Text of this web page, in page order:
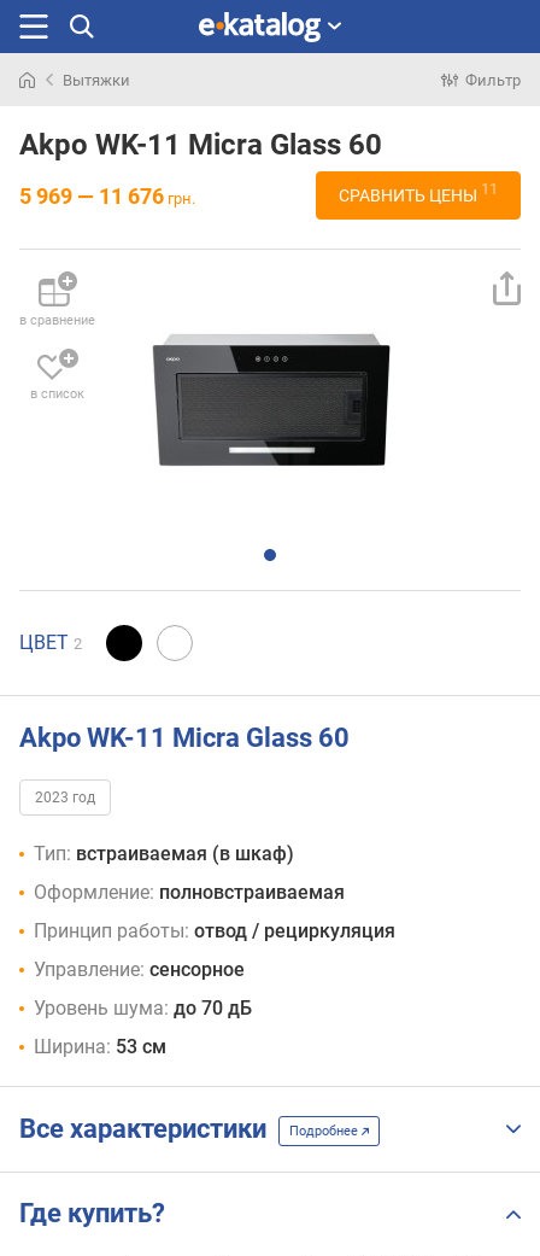
раньше
Вытяжки Фильтр
Akpo WK-11 Micra Glass 60
5 969 — 11 676 грн. СРАВНИТЬ ЦЕНЫ 11
в сравнение
в список
ЦВЕТ 2
Akpo WK-11 Micra Glass 60
2023 год
Тип: встраиваемая (в шкаф)
Оформление: полновстраиваемая
Принцип работы: отвод / рециркуляция
Управление: сенсорное
Уровень шума: до 70 дБ
Ширина: 53 см
Все характеристики Подробнее
Где купить?